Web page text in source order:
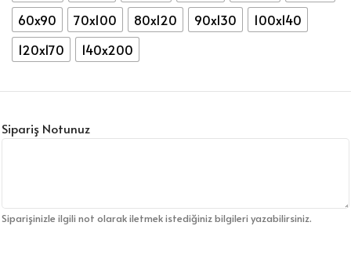
60x90
70x100 80x120 90x130
100x140
120x170
140x200
Sipariş Notunuz
Siparişinizle ilgili not olarak iletmek istediğiniz bilgileri yazabilirsiniz.